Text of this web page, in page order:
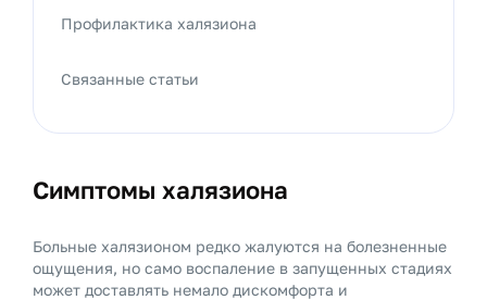
Симптомы халязиона
Больные халязионом редко жалуются на болезненные
ощущения, но само воспаление в запущенных стадиях
может доставлять немало дискомфорта и
Профилактика халязиона
Связанные статьи